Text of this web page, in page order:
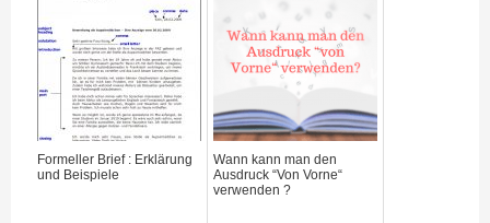
Formeller Brief : Erklärung
und Beispiele
Wann kann man den
Ausdruck “Von Vorne“
verwenden ?